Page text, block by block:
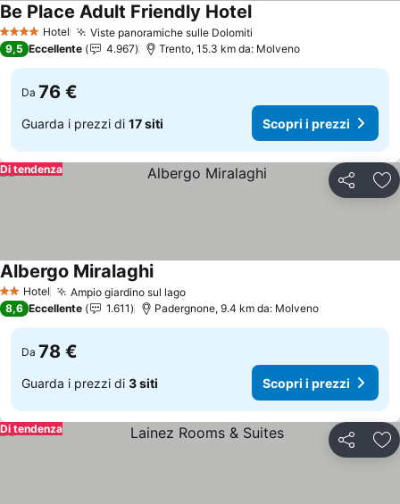
4 Stelle Hotel Viste panoramiche sulle Dolomiti
Be Place Adult Friendly HotelScopri i prezzi
9,5 Eccellente 4.967 Trento, 15.3 km da: Molveno
Da 76 €
Guarda i prezzi di 17 siti Scopri i prezzi
Condividi
Di tendenza
2 StelleHotel Ampio giardino sul lagoScopri i prezzi
Albergo MiralaghiScopri i prezzi
8,6 Eccellente 1.611 Padergnone, 9.4 km da: Molveno
Da 78 €
Guarda i prezzi di 3 siti Scopri i prezzi
Condividi
Di tendenza